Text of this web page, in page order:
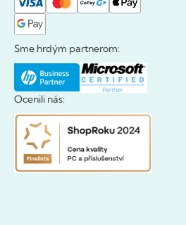
Sme hrdým partnerom:
Ocenili nás: